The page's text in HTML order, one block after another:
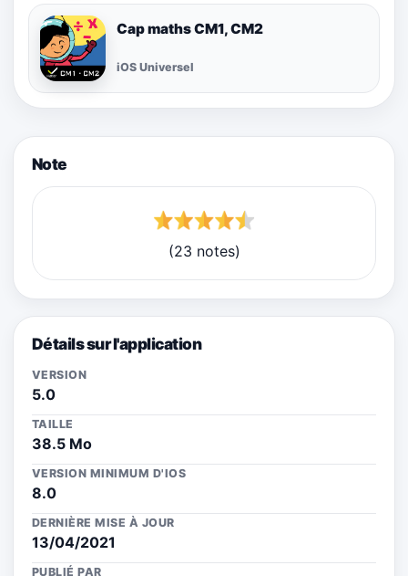
Cap maths CM1, CM2
iOS Universel
Note
(23 notes)
Détails sur l'application
VERSION
5.0
TAILLE
38.5 Mo
VERSION MINIMUM D'IOS
8.0
DERNIÈRE MISE À JOUR
13/04/2021
PUBLIÉ PAR